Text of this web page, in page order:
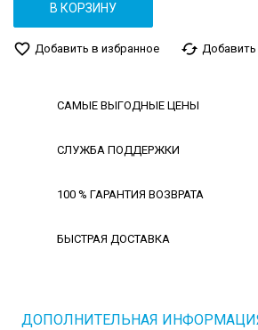
В КОРЗИНУ
favorite_border Добавить в избранное cached
САМЫЕ ВЫГОДНЫЕ ЦЕНЫ
СЛУЖБА ПОДДЕРЖКИ
100 % ГАРАНТИЯ ВОЗВРАТА
БЫСТРАЯ ДОСТАВКА
ДОПОЛНИТЕЛЬНАЯ